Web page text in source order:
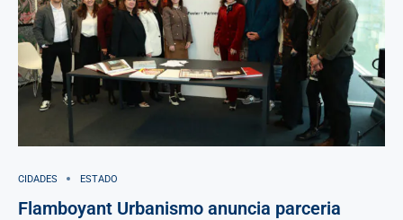
CIDADES ESTADO
Flamboyant Urbanismo anuncia parceria